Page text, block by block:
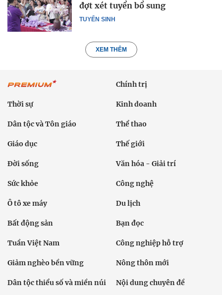
TUYỂN SINH
đợt xét tuyển bổ sung
XEM THÊM
Chính trị
Thời sự Kinh doanh
Dân tộc và Tôn giáo Thể thao
Giáo dục Thế giới
Đời sống Văn hóa - Giải trí
Sức khỏe Công nghệ
Ô tô xe máy Du lịch
Bất động sản Bạn đọc
Tuần Việt Nam Công nghiệp hỗ trợ
Giảm nghèo bền vững Nông thôn mới
Dân tộc thiểu số và miền núi Nội dung chuyên đề